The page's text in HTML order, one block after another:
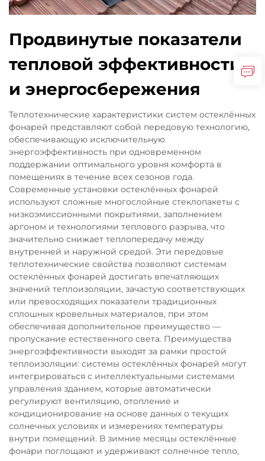
Продвинутые показатели
тепловой эффективности
и энергосбережения
Теплотехнические характеристики систем остеклённых
фонарей представляют собой передовую технологию,
обеспечивающую исключительную
энергоэффективность при одновременном
поддержании оптимального уровня комфорта в
помещениях в течение всех сезонов года.
Современные установки остеклённых фонарей
используют сложные многослойные стеклопакеты с
низкоэмиссионными покрытиями, заполнением
аргоном и технологиями теплового разрыва, что
значительно снижает теплопередачу между
внутренней и наружной средой. Эти передовые
теплотехнические свойства позволяют системам
остеклённых фонарей достигать впечатляющих
значений теплоизоляции, зачастую соответствующих
или превосходящих показатели традиционных
сплошных кровельных материалов, при этом
обеспечивая дополнительное преимущество —
пропускание естественного света. Преимущества
энергоэффективности выходят за рамки простой
теплоизоляции: системы остеклённых фонарей могут
интегрироваться с интеллектуальными системами
управления зданием, которые автоматически
регулируют вентиляцию, отопление и
кондиционирование на основе данных о текущих
солнечных условиях и измерениях температуры
внутри помещений. В зимние месяцы остеклённые
фонари поглощают и удерживают солнечное тепло,